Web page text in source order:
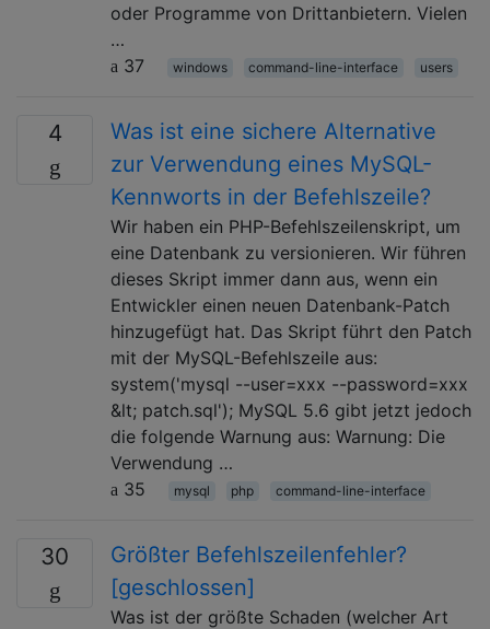
oder Programme von Drittanbietern. Vielen
…
37
windows command-line-interface users
4
Was ist eine sichere Alternative
zur Verwendung eines MySQL-
Kennworts in der Befehlszeile?
Wir haben ein PHP-Befehlszeilenskript, um
eine Datenbank zu versionieren. Wir führen
dieses Skript immer dann aus, wenn ein
Entwickler einen neuen Datenbank-Patch
hinzugefügt hat. Das Skript führt den Patch
mit der MySQL-Befehlszeile aus:
system('mysql --user=xxx --password=xxx
&lt; patch.sql'); MySQL 5.6 gibt jetzt jedoch
die folgende Warnung aus: Warnung: Die
Verwendung …
35
mysql php command-line-interface
30
Größter Befehlszeilenfehler?
[geschlossen]
Was ist der größte Schaden (welcher Art